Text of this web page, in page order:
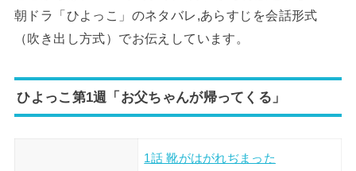
朝ドラ「ひよっこ」のネタバレ,あらすじを会話形式
（吹き出し方式）でお伝えしています。
ひよっこ第1週「お父ちゃんが帰ってくる」
1話 靴がはがれぢまった